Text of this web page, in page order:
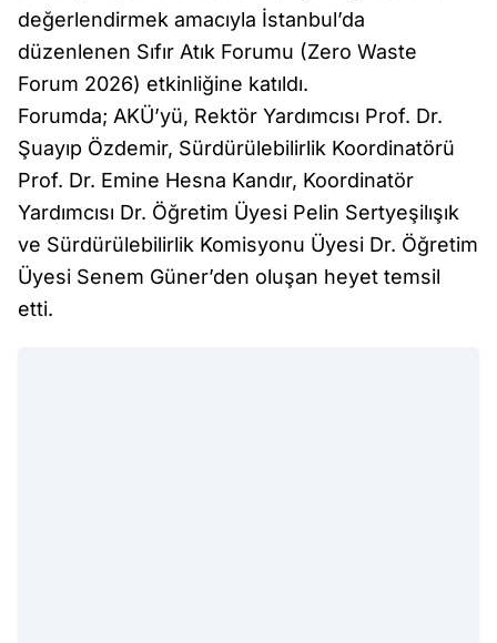
değerlendirmek amacıyla İstanbul’da
düzenlenen Sıfır Atık Forumu (Zero Waste
Forum 2026) etkinliğine katıldı.
Forumda; AKÜ’yü, Rektör Yardımcısı Prof. Dr.
Şuayıp Özdemir, Sürdürülebilirlik Koordinatörü
Prof. Dr. Emine Hesna Kandır, Koordinatör
Yardımcısı Dr. Öğretim Üyesi Pelin Sertyeşilışık
ve Sürdürülebilirlik Komisyonu Üyesi Dr. Öğretim
Üyesi Senem Güner’den oluşan heyet temsil
etti.